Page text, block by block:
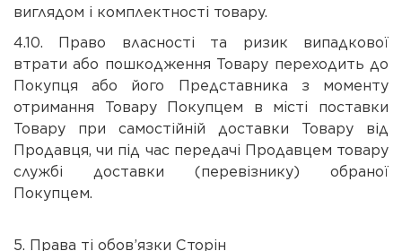
виглядом і комплектності товару.
4.10. Право власності та ризик випадкової
втрати або пошкодження Товару переходить до
Покупця або його Представника з моменту
отримання Товару Покупцем в місті поставки
Товару при самостійній доставки Товару від
Продавця, чи під час передачі Продавцем товару
службі доставки (перевізнику) обраної
5. Права ті обов’язки Сторін